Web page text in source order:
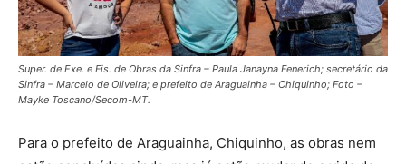
Super. de Exe. e Fis. de Obras da Sinfra – Paula Janayna Fenerich; secretário da
Sinfra – Marcelo de Oliveira; e prefeito de Araguainha – Chiquinho; Foto –
Mayke Toscano/Secom-MT.
Para o prefeito de Araguainha, Chiquinho, as obras nem